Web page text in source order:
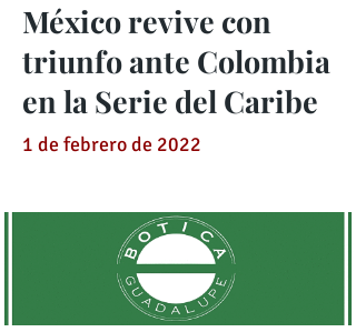
México revive con
triunfo ante Colombia
en la Serie del Caribe
1 de febrero de 2022